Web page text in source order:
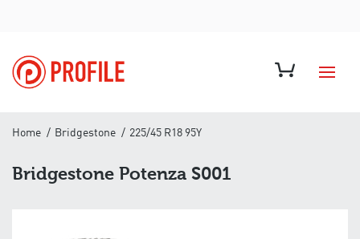
Home Bridgestone 225/45 R18 95Y
Bridgestone Potenza S001